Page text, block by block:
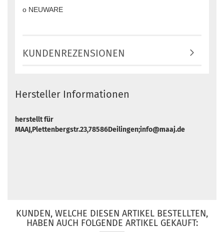
o NEUWARE
KUNDENREZENSIONEN
Hersteller Informationen
herstellt für
MAAJ,Plettenbergstr.23,78586Deilingen;info@maaj.de
KUNDEN, WELCHE DIESEN ARTIKEL BESTELLTEN,
HABEN AUCH FOLGENDE ARTIKEL GEKAUFT: